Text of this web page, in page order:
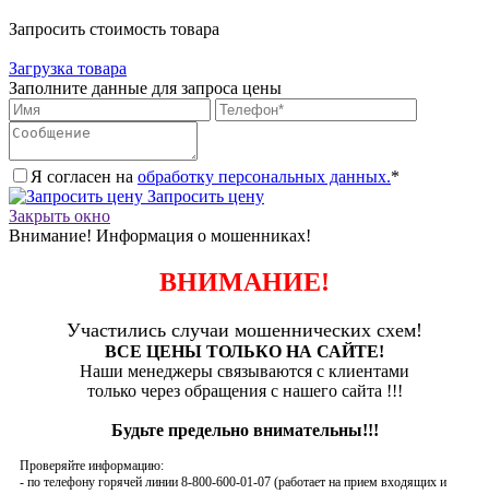
Запросить стоимость товара
Загрузка товара
Заполните данные для запроса цены
Я согласен на обработку персональных данных.*
Запросить цену
Закрыть окно
Внимание! Информация о мошенниках!
ВНИМАНИЕ!
Участились случаи мошеннических схем!
ВСЕ ЦЕНЫ ТОЛЬКО НА САЙТЕ!
Наши менеджеры связываются с клиентами
только через обращения с нашего сайта !!!
Будьте предельно внимательны!!!
Проверяйте информацию:
- по телефону горячей линии 8-800-600-01-07 (работает на прием входящих и